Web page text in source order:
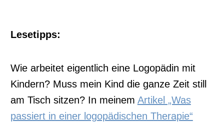
Lesetipps:
Wie arbeitet eigentlich eine Logopädin mit
Kindern? Muss mein Kind die ganze Zeit still
am Tisch sitzen? In meinem Artikel „Was
passiert in einer logopädischen Therapie“